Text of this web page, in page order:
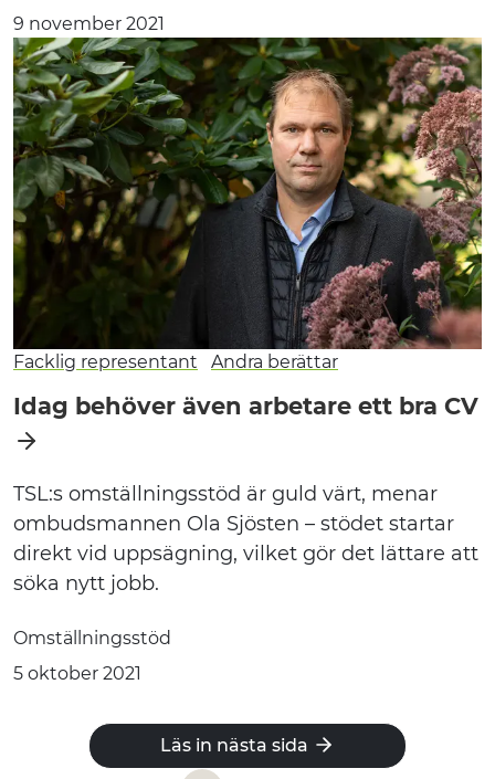
9 november 2021
Facklig representant Andra berättar
Idag behöver även arbetare ett bra CV
TSL:s omställningsstöd är guld värt, menar
ombudsmannen Ola Sjösten – stödet startar
direkt vid uppsägning, vilket gör det lättare att
söka nytt jobb.
Omställningsstöd
5 oktober 2021
Läs in nästa sida